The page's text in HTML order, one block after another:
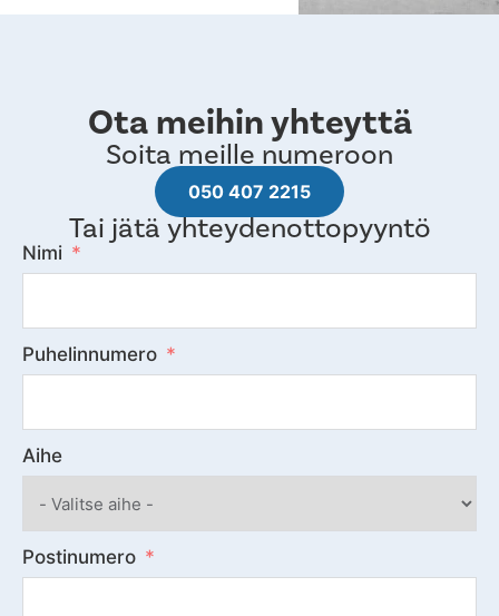
Ota meihin yhteyttä
Soita meille numeroon
050 407 2215
Tai jätä yhteydenottopyyntö
Nimi
Puhelinnumero
Aihe
Postinumero